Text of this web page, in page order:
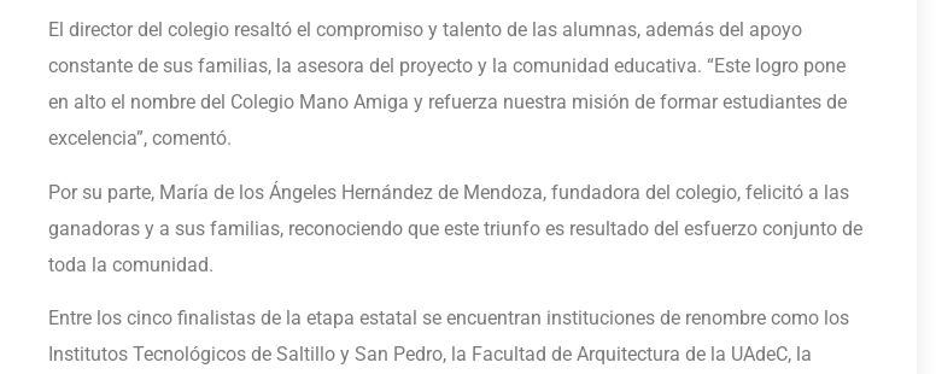
El director del colegio resaltó el compromiso y talento de las alumnas, además del apoyo
constante de sus familias, la asesora del proyecto y la comunidad educativa. “Este logro pone
en alto el nombre del Colegio Mano Amiga y refuerza nuestra misión de formar estudiantes de
excelencia”, comentó.
Por su parte, María de los Ángeles Hernández de Mendoza, fundadora del colegio, felicitó a las
ganadoras y a sus familias, reconociendo que este triunfo es resultado del esfuerzo conjunto de
toda la comunidad.
Entre los cinco finalistas de la etapa estatal se encuentran instituciones de renombre como los
Institutos Tecnológicos de Saltillo y San Pedro, la Facultad de Arquitectura de la UAdeC, la